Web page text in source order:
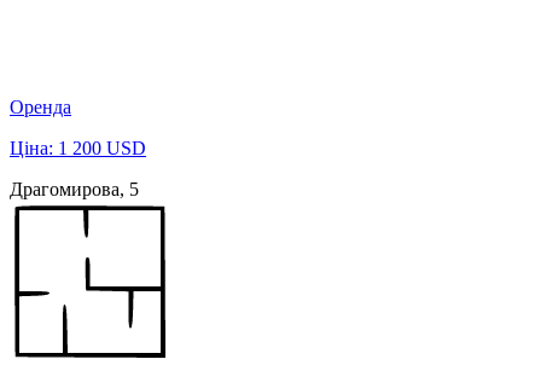
Оренда
Ціна: 1 200 USD
Драгомирова, 5